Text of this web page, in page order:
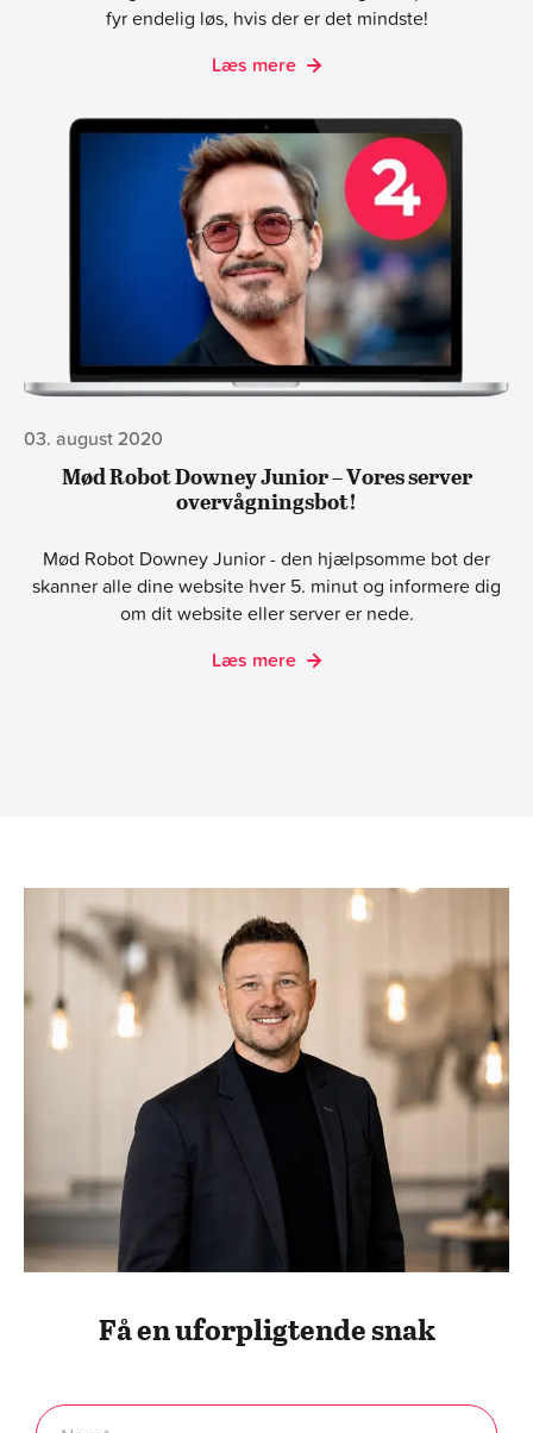
fyr endelig løs, hvis der er det mindste!
Læs mere
03. august 2020
Mød Robot Downey Junior – Vores server
overvågningsbot!
Mød Robot Downey Junior - den hjælpsomme bot der
skanner alle dine website hver 5. minut og informere dig
om dit website eller server er nede.
Læs mere
Få en uforpligtende snak